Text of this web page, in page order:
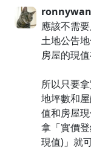
應該不需
土地公告
房屋的現
所以只要
地坪數和
值和房屋
拿「實價
現值)」就